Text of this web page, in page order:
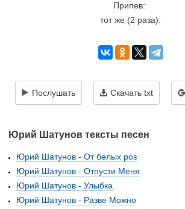
Припев:
тот же (2 раза).
Послушать Скачать txt
Юрий Шатунов тексты песен
Юрий Шатунов - От белых роз
Юрий Шатунов - Отпусти Меня
Юрий Шатунов - Улыбка
Юрий Шатунов - Разве Можно